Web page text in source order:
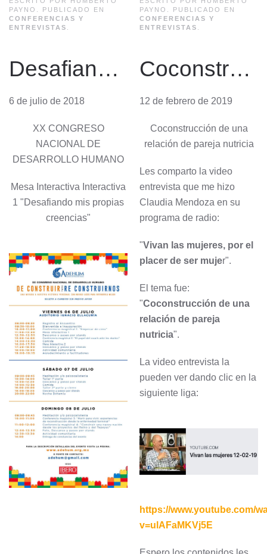
PAYNO. PUBLICADO EN
CONFERENCIAS Y
ENTREVISTAS
Desafiando mis Creencias
6 de julio de 2018
XX CONGRESO
NACIONAL DE
DESARROLLO HUMANO
Mesa Interactiva Interactiva
1 "Desafiando mis propias
creencias"
PAYNO. PUBLICADO EN
CONFERENCIAS Y
ENTREVISTAS
Coconstrucción de una relación de pareja nutricia
12 de febrero de 2019
Coconstrucción de una
relación de pareja nutricia
Les comparto la video
entrevista que me hizo
Claudia Mendoza en su
programa de radio:
"Vivan las mujeres, por el
placer de ser mujer".
El tema fue:
"Coconstrucción de una
relación de pareja
nutricia".
La video entrevista la
pueden ver dando clic en la
siguiente liga:
https://www.youtube.com/
v=ulAFaMKVj5E